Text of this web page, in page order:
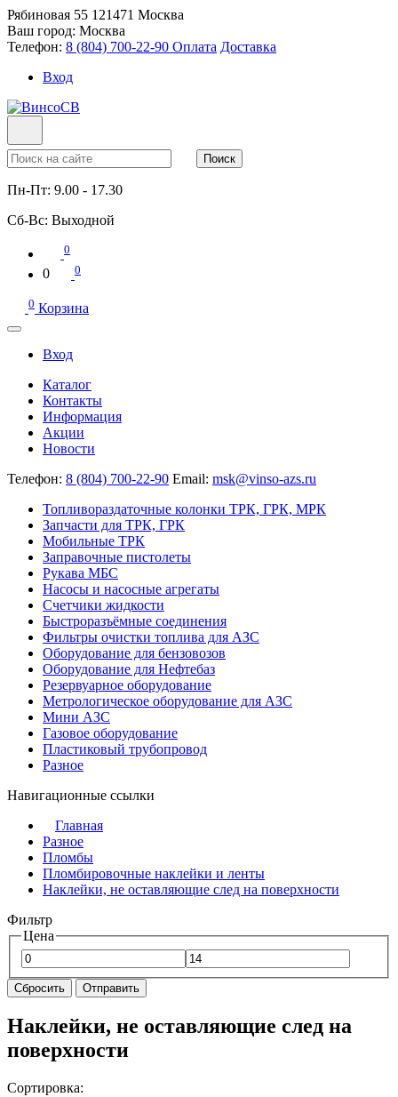
Рябиновая 55 121471 Москва
Ваш город: Москва
Телефон: 8 (804) 700-22-90 Оплата Доставка
Вход
Поиск
Пн-Пт: 9.00 - 17.30
Сб-Вс: Выходной
0
0 0
0 Корзина
Вход
Каталог
Контакты
Информация
Акции
Новости
Телефон: 8 (804) 700-22-90 Email: msk@vinso-azs.ru
Топливораздаточные колонки ТРК, ГРК, МРК
Запчасти для ТРК, ГРК
Мобильные ТРК
Заправочные пистолеты
Рукава МБС
Насосы и насосные агрегаты
Счетчики жидкости
Быстроразъёмные соединения
Фильтры очистки топлива для АЗС
Оборудование для бензовозов
Оборудование для Нефтебаз
Резервуарное оборудование
Метрологическое оборудование для АЗС
Мини АЗС
Газовое оборудование
Пластиковый трубопровод
Разное
Навигационные ссылки
Главная
Разное
Пломбы
Пломбировочные наклейки и ленты
Наклейки, не оставляющие след на поверхности
Фильтр
Цена
Сбросить Отправить
Наклейки, не оставляющие след на
поверхности
Сортировка: